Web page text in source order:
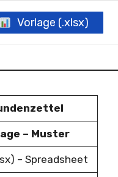
Vorlage (.xlsx)
– Muster
– Spreadsheet